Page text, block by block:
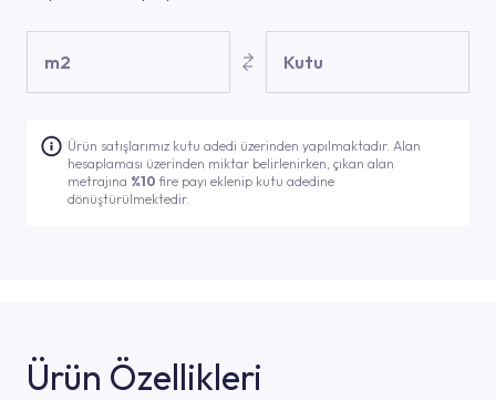
m2 Kutu
Ürün satışlarımız kutu adedi üzerinden yapılmaktadır. Alan
hesaplaması üzerinden miktar belirlenirken, çıkan alan
metrajına %10fire payı eklenip kutu adedine
dönüştürülmektedir.
Ürün Özellikleri